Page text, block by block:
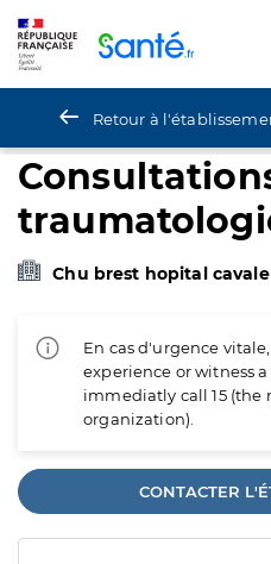
Retour à
Chu brest hopital
En cas d'urgence
experience or witness
immediatly call 15 (the
organization).
CONTACTER